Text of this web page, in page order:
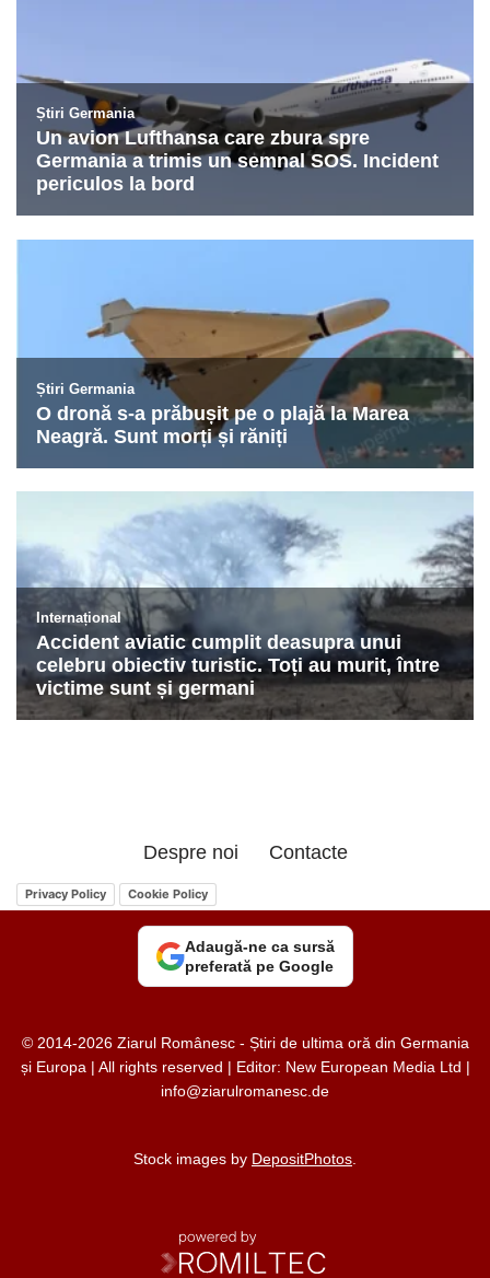
Despre noi Contacte
Privacy Policy Cookie Policy
Adaugă-ne ca sursă
preferată pe Google
© 2014-2026 Ziarul Românesc - Știri de ultima oră din Germania
și Europa | All rights reserved | Editor: New European Media Ltd |
info@ziarulromanesc.de
Stock images by DepositPhotos